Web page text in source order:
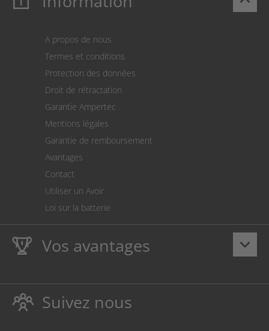
Paiement
Le calculateur des frais de port
Paramètres des cookies
A propos de nous
Termes et conditions
Protection des données
Droit de rétractation
Garantie Ampertec
Mentions légales
Garantie de remboursement
Avantages
Contact
Utiliser un Avoir
Loi sur la batterie
keyboard_arrow_down
Vos avantages
LaAmpertec Garantie à viesur les encres et toners
Suivez nous